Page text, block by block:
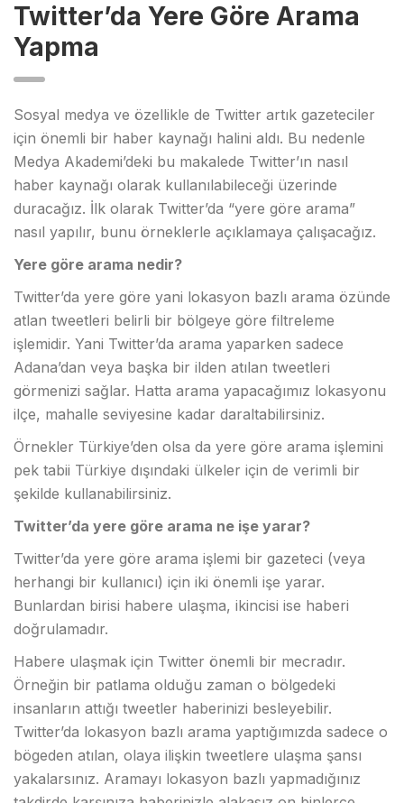
Twitter’da Yere Göre Arama
Yapma
Sosyal medya ve özellikle de Twitter artık gazeteciler
için önemli bir haber kaynağı halini aldı. Bu nedenle
Medya Akademi’deki bu makalede Twitter’ın nasıl
haber kaynağı olarak kullanılabileceği üzerinde
duracağız. İlk olarak Twitter’da “yere göre arama”
nasıl yapılır, bunu örneklerle açıklamaya çalışacağız.
Yere göre arama nedir?
Twitter’da yere göre yani lokasyon bazlı arama özünde
atlan tweetleri belirli bir bölgeye göre filtreleme
işlemidir. Yani Twitter’da arama yaparken sadece
Adana’dan veya başka bir ilden atılan tweetleri
görmenizi sağlar. Hatta arama yapacağımız lokasyonu
ilçe, mahalle seviyesine kadar daraltabilirsiniz.
Örnekler Türkiye’den olsa da yere göre arama işlemini
pek tabii Türkiye dışındaki ülkeler için de verimli bir
şekilde kullanabilirsiniz.
Twitter’da yere göre arama ne işe yarar?
Twitter’da yere göre arama işlemi bir gazeteci (veya
herhangi bir kullanıcı) için iki önemli işe yarar.
Bunlardan birisi habere ulaşma, ikincisi ise haberi
doğrulamadır.
Habere ulaşmak için Twitter önemli bir mecradır.
Örneğin bir patlama olduğu zaman o bölgedeki
insanların attığı tweetler haberinizi besleyebilir.
Twitter’da lokasyon bazlı arama yaptığımızda sadece o
bögeden atılan, olaya ilişkin tweetlere ulaşma şansı
yakalarsınız. Aramayı lokasyon bazlı yapmadığınız